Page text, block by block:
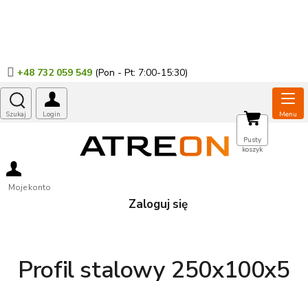
+48 732 059 549
Moje konto
Zaloguj się
KOSZYK
Pusty
koszyk
Profil stalowy 250x100x5